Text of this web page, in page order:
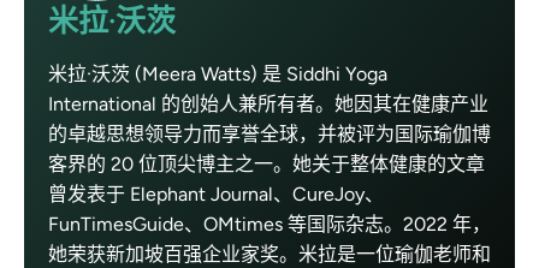
米拉·沃茨
米拉·沃茨 (Meera Watts) 是 Siddhi Yoga
International 的创始人兼所有者。她因其在健康产业
的卓越思想领导力而享誉全球，并被评为国际瑜伽博
客界的 20 位顶尖博主之一。她关于整体健康的文章
曾发表于 Elephant Journal、CureJoy、
FunTimesGuide、OMtimes 等国际杂志。2022 年，
她荣获新加坡百强企业家奖。米拉是一位瑜伽老师和